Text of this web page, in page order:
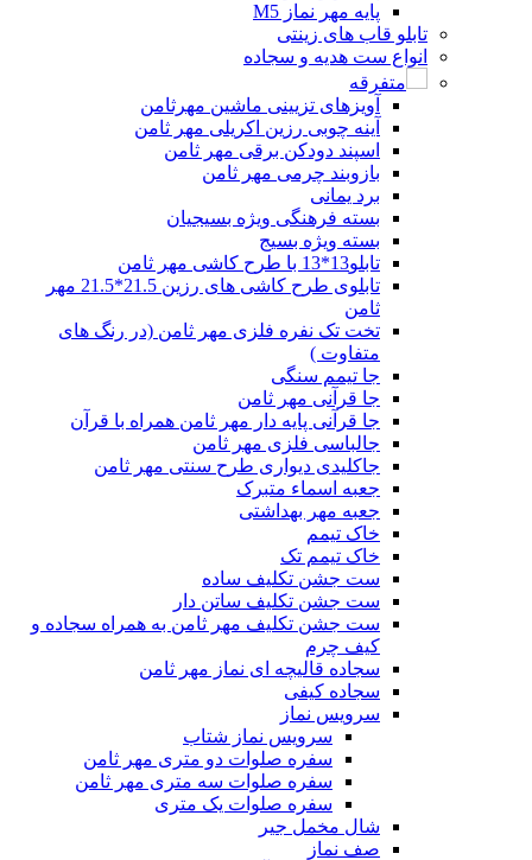
پایه مهر نماز M5
تابلو قاب های زینتی
انواع ست هدیه و سجاده
متفرقه
آویزهای تزیینی ماشین مهرثامن
آینه چوبی رزین اکریلی مهر ثامن
اسپند دودکن برقی مهر ثامن
بازوبند چرمی مهر ثامن
برد یمانی
بسته فرهنگی ویژه بسیجیان
بسته ویژه بسیج
تابلو13*13 با طرح کاشی مهر ثامن
تابلوی طرح کاشی های رزین 21.5*21.5 مهر
ثامن
تخت تک نفره فلزی مهر ثامن (در رنگ های
متفاوت )
جا تیمم سنگی
جا قرآنی مهر ثامن
جا قرآنی پایه دار مهر ثامن همراه با قرآن
جالباسی فلزی مهر ثامن
جاکلیدی دیواری طرح سنتی مهر ثامن
جعبه اسماء متبرک
جعبه مهر بهداشتی
خاک تیمم
خاک تیمم تک
ست جشن تکلیف ساده
ست جشن تکلیف ساتن دار
ست جشن تکلیف مهر ثامن به همراه سجاده و
کیف چرم
سجاده قالیچه ای نماز مهر ثامن
سجاده کیفی
سرویس نماز
سرویس نماز شتاب
سفره صلوات دو متری مهر ثامن
سفره صلوات سه متری مهر ثامن
سفره صلوات یک متری
شال مخمل جیر
صف نماز